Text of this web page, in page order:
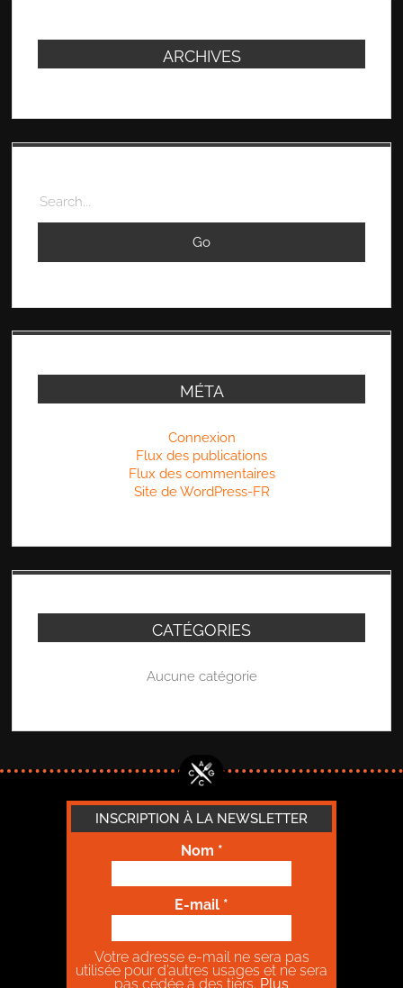
ARCHIVES
Search
MÉTA
Connexion
Flux des publications
Flux des commentaires
Site de WordPress-FR
CATÉGORIES
Aucune catégorie
INSCRIPTION À LA NEWSLETTER
Nom *
E-mail *
Votre adresse e-mail ne sera pas
utilisée pour d’autres usages et ne sera
pas cédée à des tiers. Plus